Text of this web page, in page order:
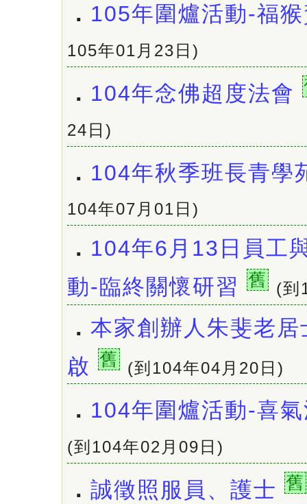
． 105年圍爐活動-福
105年01月23日)
． 104年念佛超度法會
24日)
． 104年秋季班長青學
104年07月01日)
． 104年6月13日員工
動-臨終關懷研習
舊 (到
． 本家創辦人朱斐老
啟 舊 (到104年04月20日)
． 104年圍爐活動-喜
(到104年02月09日)
． 誠徵照服員、護士 舊